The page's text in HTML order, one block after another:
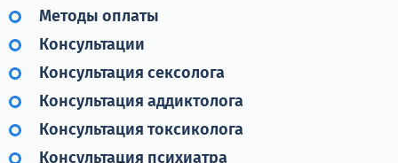
Контакты
Методы оплаты
Консультации
Консультация сексолога
Консультация аддиктолога
Консультация токсиколога
Консультация психиатра